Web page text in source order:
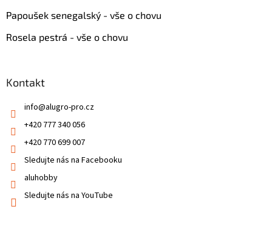
Papoušek senegalský - vše o chovu
Rosela pestrá - vše o chovu
Kontakt
info@alugro-pro.cz
+420 777 340 056
+420 770 699 007
Sledujte nás na Facebooku
aluhobby
Sledujte nás na YouTube